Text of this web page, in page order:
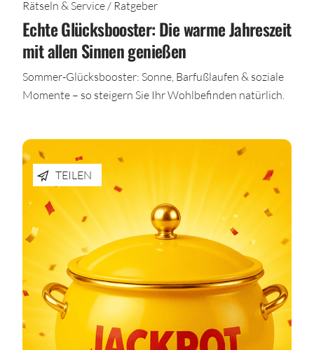
Rätseln & Service / Ratgeber
Echte Glücksbooster: Die warme Jahreszeit
mit allen Sinnen genießen
Sommer-Glücksbooster: Sonne, Barfußlaufen & soziale
Momente – so steigern Sie Ihr Wohlbefinden natürlich.
TEILEN